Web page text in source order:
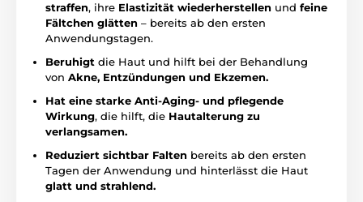
straffen, ihre Elastizität wiederherstellen und feine
Fältchen glätten – bereits ab den ersten
Anwendungstagen.
Beruhigt die Haut und hilft bei der Behandlung
von Akne, Entzündungen und Ekzemen.
Hat eine starke Anti-Aging- und pflegende
Wirkung, die hilft, die Hautalterung zu
verlangsamen.
Reduziert sichtbar Falten bereits ab den ersten
Tagen der Anwendung und hinterlässt die Haut
glatt und strahlend.